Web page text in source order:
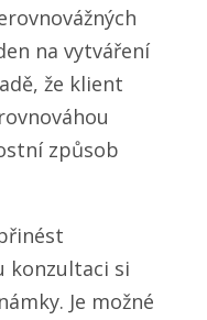
na vytváření
že klient
způsob
konzultaci si
Je možné